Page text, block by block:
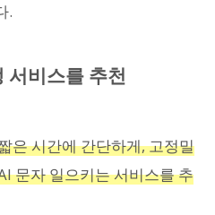
.
서비스를 추천
은 시간에 간단하게, 고정밀
문자 일으키는 서비스를 추